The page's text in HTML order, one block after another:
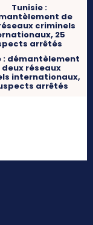
: démantèlement
deux réseaux
internationaux,
arrêtés